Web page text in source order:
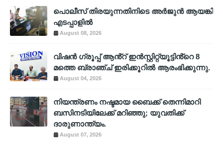
പൊലീസ് തിരയുന്നതിനിടെ അര്‍ജുന്‍ ആയങ്കി
എടപ്പാളില്‍
August 08, 2026
വിഷൻ ഗ്രൂപ്പ് ആൻ്റ് ഇൻസ്റ്റിറ്റ്യൂട്ടിൻ്റെ 8
മത്തെ ബ്രാഞ്ച് ഇരിക്കൂറിൽ ആരംഭിക്കുന്നു.
August 04, 2026
നിയന്ത്രണം നഷ്ടമായ ബൈക്ക് തെന്നിമാറി
ബസിനടിയിലേക്ക് മറിഞ്ഞു; യുവതിക്ക്
ദാരുണാന്ത്യം.
August 07, 2026